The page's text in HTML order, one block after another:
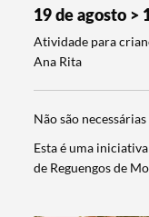
19 de agosto >
Atividade para
Ana Rita
Não são
Esta é uma
de Reguengos de